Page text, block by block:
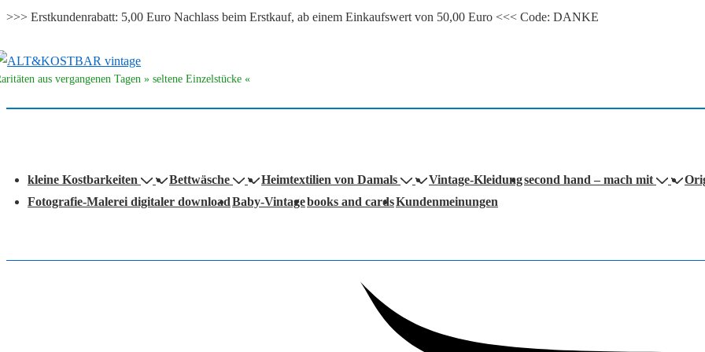
>>> Erstkundenrabatt: 5,00 Euro Nachlass beim Erstkauf, ab einem Einkaufswert von 50,00 Euro <<< Code: DANKE
Zum
Inhalt aus vergangenen Tagen » seltene Einzelstücke «
kleine Kostbarkeiten
Bettwäsche Heimtextilien von Damals Vintage-Kleidungsecond hand – mach mit
Fotografie-Malerei digitaler downloadBaby-Vintagebooks and cardsKundenmeinungen